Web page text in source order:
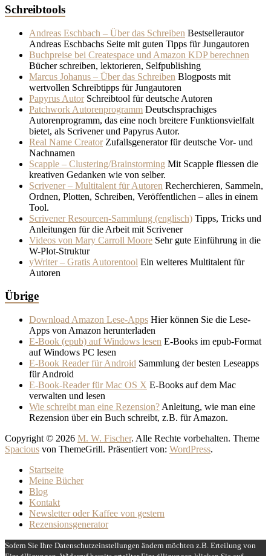
Schreibtools
Andreas Eschbach – Über das Schreiben Bestsellerautor
Andreas Eschbachs Seite mit guten Tipps für Jungautoren
Buchpreise bei Createspace und Amazon KDP berechnen
Bücher schreiben, lektorieren, Selfpublishing
Marcus Johanus – Über das Schreiben Blogposts mit
wertvollen Schreibtipps für Jungautoren
Papyrus AutorSchreibtool für deutsche Autoren
Patchwork Autorenprogramm Deutschsprachiges
Autorenprogramm, das eine noch breitere Funktionsvielfalt
bietet, als Scrivener und Papyrus Autor.
Real Name CreatorZufallsgenerator für deutsche Vor- und
Nachnamen
Scapple – Clustering/Brainstorming Mit Scapple fliessen die
kreativen Gedanken wie von selber.
Scrivener – Multitalent für Autoren Recherchieren, Sammeln,
Ordnen, Plotten, Schreiben, Veröffentlichen – alles in einem
Tool.
Scrivener Resourcen-Sammlung (englisch) Tipps, Tricks und
Anleitungen für die Arbeit mit Scrivener
Videos von Mary Carroll Moore Sehr gute Einführung in die
W-Plot-Struktur
yWriter – Gratis Autorentool Ein weiteres Multitalent für
Autoren
Übrige
Download Amazon Lese-Apps Hier können Sie die Lese-
Apps von Amazon herunterladen
E-Book (epub) auf Windows lesen E-Books im epub-Format
auf Windows PC lesen
E-Book Reader für Android Sammlung der besten Leseapps
für Android
E-Book-Reader für Mac OS X E-Books auf dem Mac
verwalten und lesen
Wie schreibt man eine Rezension? Anleitung, wie man eine
Rezension über ein Buch schreibt, z.B. für Amazon.
Copyright © 2026 M. W. Fischer. Alle Rechte vorbehalten. Theme
Spacious von ThemeGrill. Präsentiert von: WordPress.
Startseite
Meine Bücher
Blog
Kontakt
Newsletter oder Kaffee von gestern
Rezensionsgenerator
Sofern Sie Ihre Datenschutzeinstellungen ändern möchten z.B. Erteilung von